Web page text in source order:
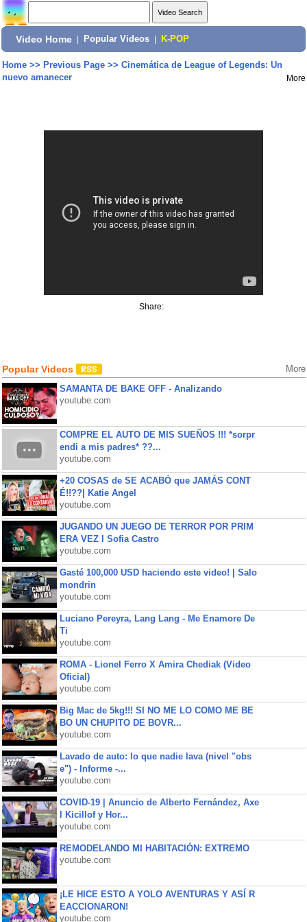
Video Home Popular Videos K-POP
Home>> Previous Page>> Cinemática de League of Legends: Un
nuevo amanecer
More
Share:
Popular Videos More
SAMANTA DE BAKE OFF - Analizando
youtube.com
COMPRE EL AUTO DE MIS SUEÑOS !!! *sorpr
endi a mis padres* ??...
youtube.com
+20 COSAS de SE ACABÓ que JAMÁS CONT
É!!??| Katie Angel
youtube.com
JUGANDO UN JUEGO DE TERROR POR PRIM
ERA VEZ l Sofia Castro
youtube.com
Gasté 100,000 USD haciendo este video! | Salo
mondrin
youtube.com
Luciano Pereyra, Lang Lang - Me Enamore De
Ti
youtube.com
ROMA - Lionel Ferro X Amira Chediak (Video
Oficial)
youtube.com
Big Mac de 5kg!!! SI NO ME LO COMO ME BE
BO UN CHUPITO DE BOVR...
youtube.com
Lavado de auto: lo que nadie lava (nivel "obs
e") - Informe -...
youtube.com
COVID-19 | Anuncio de Alberto Fernández, Axe
l Kicillof y Hor...
youtube.com
REMODELANDO MI HABITACIÓN: EXTREMO
youtube.com
¡LE HICE ESTO A YOLO AVENTURAS Y ASÍ R
EACCIONARON!
youtube.com